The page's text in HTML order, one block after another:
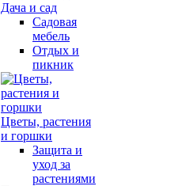
Дача и сад
Садовая
мебель
Отдых и
пикник
Цветы, растения
и горшки
Защита и
уход за
растениями